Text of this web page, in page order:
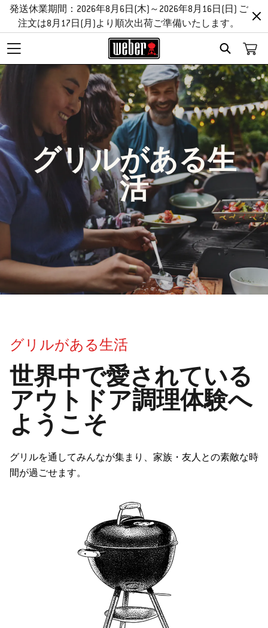
Search
発送休業期間：2026年8月6日(木)～2026年8月16日(日) ご
注文は8月17日(月)より順次出荷ご準備いたします。
グリルがある生
活
グ
リ
ル
が
あ
る
グリルがある生活
世界中で愛されている
アウトドア調理体験へ
ようこそ
グリルを通してみんなが集まり、家族・友人との素敵な時
間が過ごせます。